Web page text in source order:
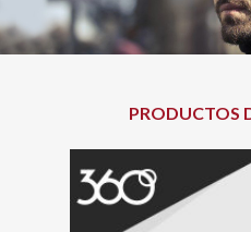
PRODUCTOS